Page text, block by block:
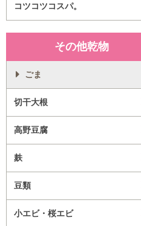
コツコツコスパ。
その他乾物
ごま
切干大根
高野豆腐
麸
豆類
小エビ・桜エビ